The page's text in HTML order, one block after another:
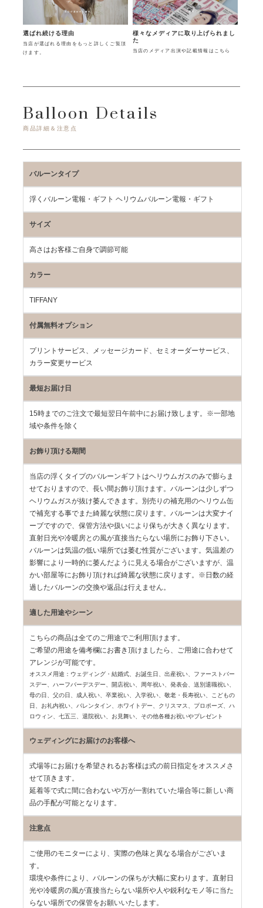
選ばれ続ける理由
当店が選ばれる理由をもっと詳しくご覧頂
けます。
様々なメディアに取り上げられまし
た
当店のメディア出演や記載情報はこちら
Balloon Details
商品詳細＆注意点
バルーンタイプ
浮くバルーン電報・ギフト ヘリウムバルーン電報・ギフト
サイズ
高さはお客様ご自身で調節可能
カラー
TIFFANY
付属無料オプション
プリントサービス、メッセージカード、セミオーダーサービス、
カラー変更サービス
最短お届け日
15時までのご注文で最短翌日午前中にお届け致します。※一部地
域や条件を除く
お飾り頂ける期間
当店の浮くタイプのバルーンギフトはヘリウムガスのみで膨らま
せておりますので、長い間お飾り頂けます。バルーンは少しずつ
ヘリウムガスが抜け萎んできます。別売りの補充用のヘリウム缶
で補充する事でまた綺麗な状態に戻ります。バルーンは大変ナイ
ーブですので、保管方法や扱いにより保ちが大きく異なります。
直射日光や冷暖房との風が直接当たらない場所にお飾り下さい。
バルーンは気温の低い場所では萎む性質がございます。気温差の
影響により一時的に萎んだように見える場合がございますが、温
かい部屋等にお飾り頂ければ綺麗な状態に戻ります。※日数の経
過したバルーンの交換や返品は行えません。
適した用途やシーン
こちらの商品は全てのご用途でご利用頂けます。
ご希望の用途を備考欄にお書き頂けましたら、ご用途に合わせて
アレンジが可能です。
オススメ用途：ウェディング・結婚式、お誕生日、出産祝い、ファーストバー
スデー、ハーフバーデスデー、開店祝い、周年祝い、発表会、送別退職祝い、
母の日、父の日、 成人祝い、卒業祝い、入学祝い、敬老・長寿祝い、こどもの
日、お礼内祝い、バレンタイン、ホワイトデー、クリスマス、プロポーズ、ハ
ロウィン、七五三、退院祝い、お見舞い、その他各種お祝いやプレゼント
ウェディングにお届けのお客様へ
式場等にお届けを希望されるお客様は式の前日指定をオススメさ
せて頂きます。
延着等で式に間に合わないや万が一割れていた場合等に新しい商
品の手配が可能となります。
注意点
ご使用のモニターにより、実際の色味と異なる場合がございま
す。
環境や条件により、バルーンの保ちが大幅に変わります。直射日
光や冷暖房の風が直接当たらない場所や人や鋭利なモノ等に当た
らない場所での保管をお願いいたします。